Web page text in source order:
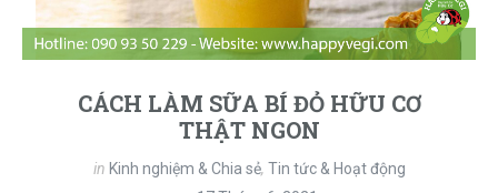
CÁCH LÀM SỮA BÍ ĐỎ HỮU CƠ
THẬT NGON
in Kinh nghiệm & Chia sẻ, Tin tức & Hoạt động